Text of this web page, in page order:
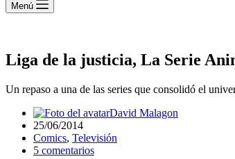
Menú
Liga de la justicia, La Serie
Un repaso a una de las series que consolidó el
David Malagon
25/06/2014
Comics, Televisión
5 comentarios